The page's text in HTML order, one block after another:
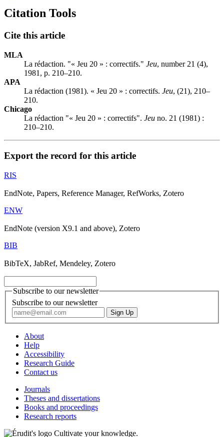
Citation Tools
Cite this article
MLA
La rédaction. "« Jeu 20 » : correctifs." Jeu, number 21 (4),
1981, p. 210–210.
APA
La rédaction (1981). « Jeu 20 » : correctifs. Jeu, (21), 210–
210.
Chicago
La rédaction "« Jeu 20 » : correctifs". Jeu no. 21 (1981) :
210–210.
Export the record for this article
RIS
EndNote, Papers, Reference Manager, RefWorks, Zotero
ENW
EndNote (version X9.1 and above), Zotero
BIB
BibTeX, JabRef, Mendeley, Zotero
Subscribe to our newsletter
Subscribe to our newsletter
About
Help
Accessibility
Research Guide
Contact us
Journals
Theses and dissertations
Books and proceedings
Research reports
Cultivate your knowledge.